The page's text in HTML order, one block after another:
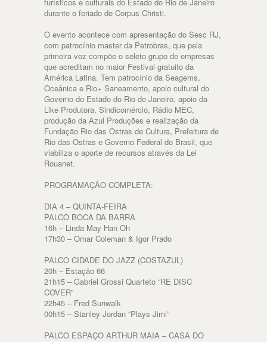
durante o feriado de Corpus Christi.
O evento acontece com apresentação do Sesc RJ,
com patrocínio master da Petrobras, que pela
primeira vez compõe o seleto grupo de empresas
que acreditam no maior Festival gratuito da
América Latina. Tem patrocínio da Seagems,
Oceânica e Rio+ Saneamento, apoio cultural do
Governo do Estado do Rio de Janeiro, apoio da
Like Produtora, Sindicomércio, Rádio MEC,
produção da Azul Produções e realização da
Fundação Rio das Ostras de Cultura, Prefeitura de
Rio das Ostras e Governo Federal do Brasil, que
viabiliza o aporte de recursos através da Lei
Rouanet.
PROGRAMAÇÃO COMPLETA:
DIA 4 – QUINTA-FEIRA
PALCO BOCA DA BARRA
16h – Linda May Han Oh
17h30 – Omar Coleman & Igor Prado
PALCO CIDADE DO JAZZ (COSTAZUL)
20h – Estação 66
21h15 – Gabriel Grossi Quarteto “RE DISC
COVER”
22h45 – Fred Sunwalk
00h15 – Stanley Jordan “Plays Jimi”
PALCO ESPAÇO ARTHUR MAIA – CASA DO